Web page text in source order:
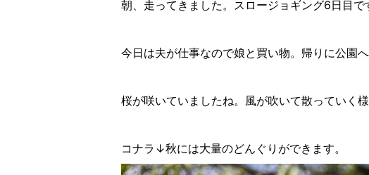
朝、走ってきました。スロージョギング6日目
今日は夫が仕事なので娘と買い物。帰りに公園へ
桜が咲いていましたね。風が吹いて散っていく
コナラ↓秋には大量のどんぐりができます。